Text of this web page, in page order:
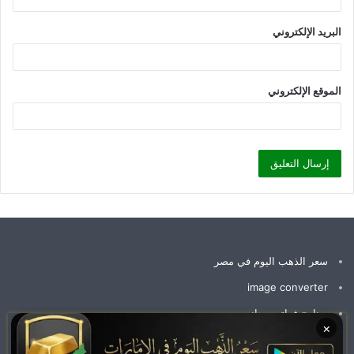
×
البريد الإلكتروني
الموقع الإلكتروني
سعر الذهب اليوم في مصر
image converter
برنامج فواتير مجاني
سعر جرام الذهب عيار 21 سعر الذهب اليوم